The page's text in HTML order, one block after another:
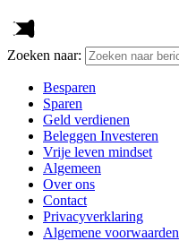
Zoeken naar:
Besparen
Sparen
Geld verdienen
Beleggen Investeren
Vrije leven mindset
Algemeen
Over ons
Contact
Privacyverklaring
Algemene voorwaarden